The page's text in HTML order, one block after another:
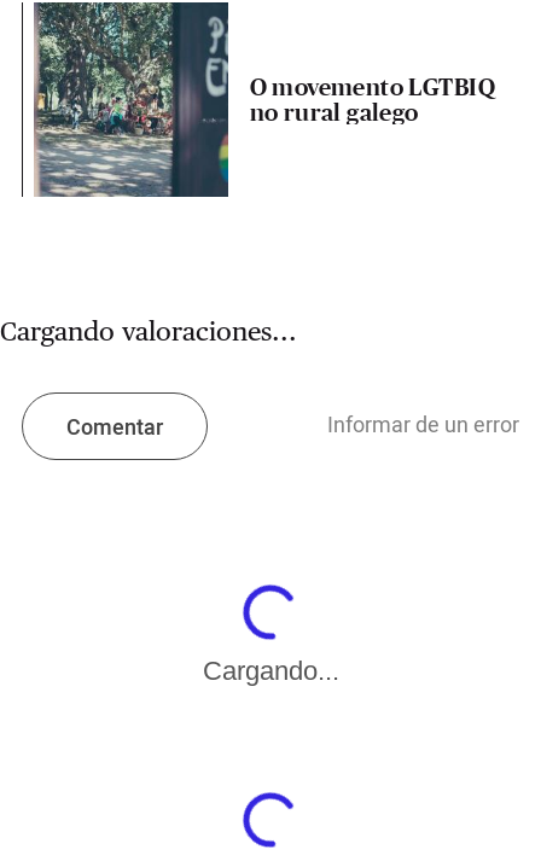
O movemento LGTBIQ
no rural galego
Cargando valoraciones...
Comentar Informar de un error
Cargando...